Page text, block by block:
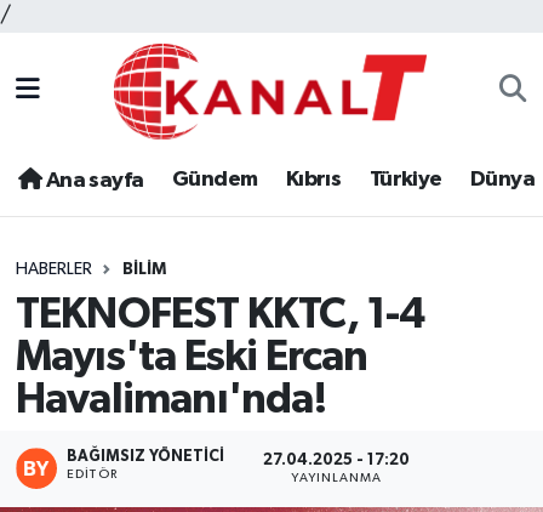
/
Ana sayfa Gündem Kıbrıs Türkiye Dünya
HABERLER BILIM
TEKNOFEST KKTC, 1-4
Mayıs'ta Eski Ercan
Havalimanı'nda!
BAĞIMSIZ YÖNETICI
EDITÖR
27.04.2025 - 17:20
YAYINLANMA